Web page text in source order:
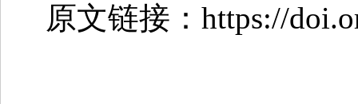
原文链接：https://